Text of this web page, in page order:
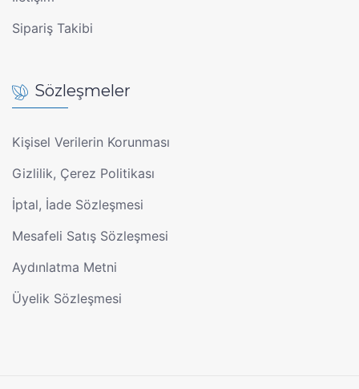
Sipariş Takibi
Sözleşmeler
Kişisel Verilerin Korunması
Gizlilik, Çerez Politikası
İptal, İade Sözleşmesi
Mesafeli Satış Sözleşmesi
Aydınlatma Metni
Üyelik Sözleşmesi